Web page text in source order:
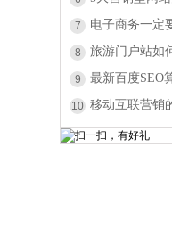
7 电子商务一定
8 旅游门户站如
9 最新百度SEO
10